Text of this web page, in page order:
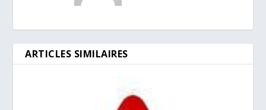
ARTICLES SIMILAIRES